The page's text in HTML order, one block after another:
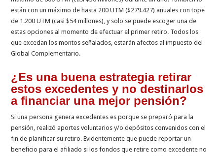
están con un máximo de hasta 200 UTM ($279.427) anuales con tope
de 1.200 UTM (casi $54 millones), y solo se puede esco­ger una de
estas opciones al momento de efectuar el primer retiro. Todos los
que excedan los montos señalados, estarán afectos al impuesto del
Global Complementario.
¿Es una buena estrategia retirar
estos excedentes y no destinarlos
a finan­ciar una mejor pensión?
Si una persona genera excedentes es porque se preparó para la
pensión, rea­lizó aportes voluntarios y/o depósitos convenidos con el
fin de planificar su reti­ro. Evidentemente que puede reportar un
beneficio para el afiliado si los fondos que retire como excedente no